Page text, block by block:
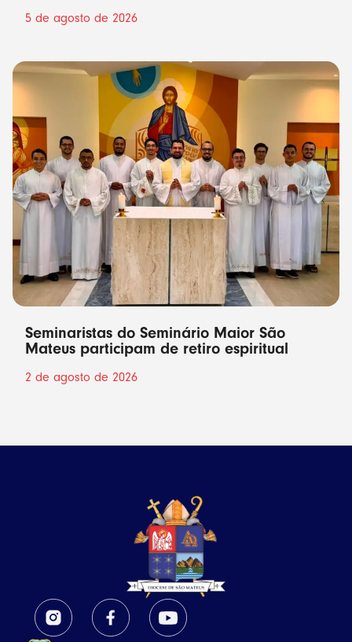
5 de agosto de 2026
Seminaristas do Seminário Maior São
Mateus participam de retiro espiritual
2 de agosto de 2026